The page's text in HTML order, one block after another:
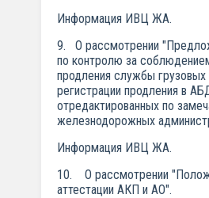
Информация ИВЦ ЖА.
9. О рассмотрении
по контролю за
продления службы грузовых
регистрации продления в
отредактированных по
железнодорожных
Информация ИВЦ ЖА.
10. О рассмотрении
аттестации АКП и АО".